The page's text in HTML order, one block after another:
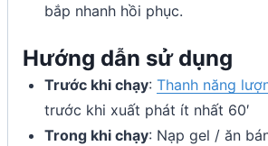
bắp nhanh hồi phục.
Hướng dẫn sử dụng
Trước khi chạy: Thanh năng
trước khi xuất phát ít nhất 60′
Trong khi chạy: Nạp gel / ăn